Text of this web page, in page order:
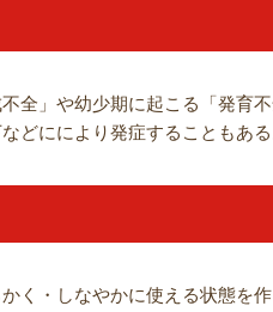
全」や幼少期に起こる「発育
どににより発症することもある
く・しなやかに使える状態を